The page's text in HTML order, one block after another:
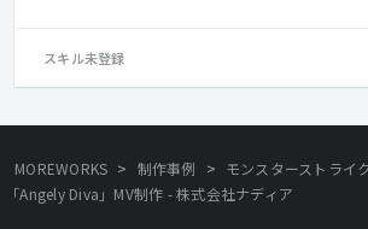
スキル未登録
MOREWORKS > 制作事例 > モンスターストライ
「Angely Diva」MV制作 - 株式会社ナディア